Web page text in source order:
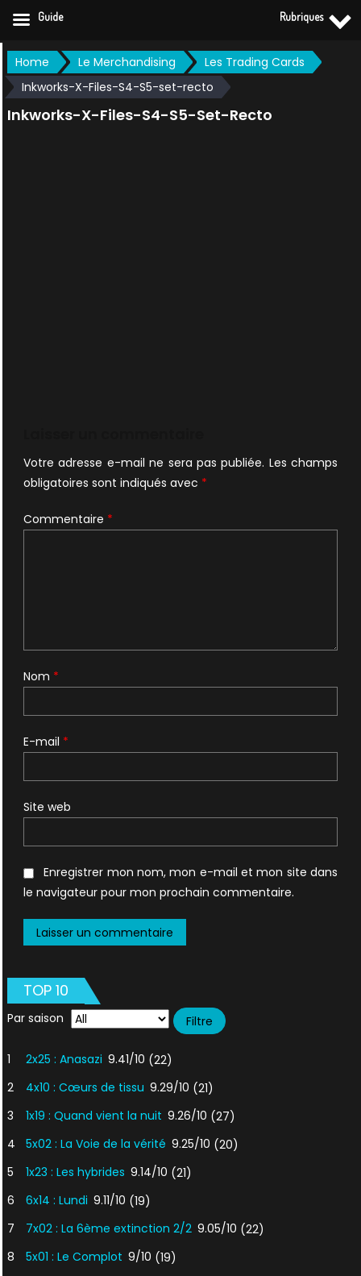
Skip
to
content
Home Le Merchandising
Les Trading Cards
Inkworks-X-Files-S4-S5-set-recto
Inkworks-X-Files-S4-S5-Set-Recto
Votre adresse e-mail ne sera pas publiée. Les champs
obligatoires sont indiqués avec *
Commentaire *
Nom *
E-mail *
Site web
Enregistrer mon nom, mon e-mail et mon site dans
le navigateur pour mon prochain commentaire.
TOP 10
Par saison
1 2x25 : Anasazi 9.41/10 (22)
2
4x10 : Cœurs de tissu 9.29/10 (21)
3
1x19 : Quand vient la nuit 9.26/10 (27)
4
5x02 : La Voie de la vérité 9.25/10 (20)
5
1x23 : Les hybrides 9.14/10 (21)
6
6x14 : Lundi 9.11/10 (19)
7
7x02 : La 6ème extinction 2/2 9.05/10 (22)
8
5x01 : Le Complot 9/10 (19)
Guide Rubriques